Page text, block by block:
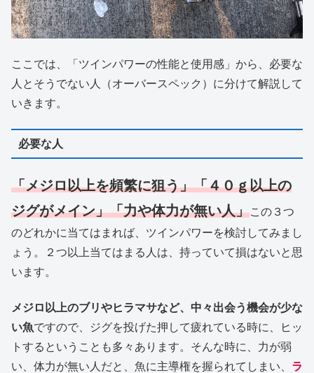
ここでは、「ツインパワーの性能と使用感」から、必要な
人とそうでない人（オーバースペック）に分けて解説して
いきます。
必要な人
「メジロ以上を頻繁に狙う」「４０ｇ以上の
ジグがメイン」「力や体力が無い人」この３つ
のどれかに当てはまれば、ツインパワーを検討してみまし
ょう。２つ以上当てはまる人は、持っていて損はないと思
います。
メジロ以上のブリやヒラマサなど、中々出会う機会が少な
い魚ですので、ジグを投げた押して疲れている時に、ヒッ
トするということも多々あります。そんな時に、力が弱
い、体力が無い人だと、魚に主導権を握られてしまい、 ラ